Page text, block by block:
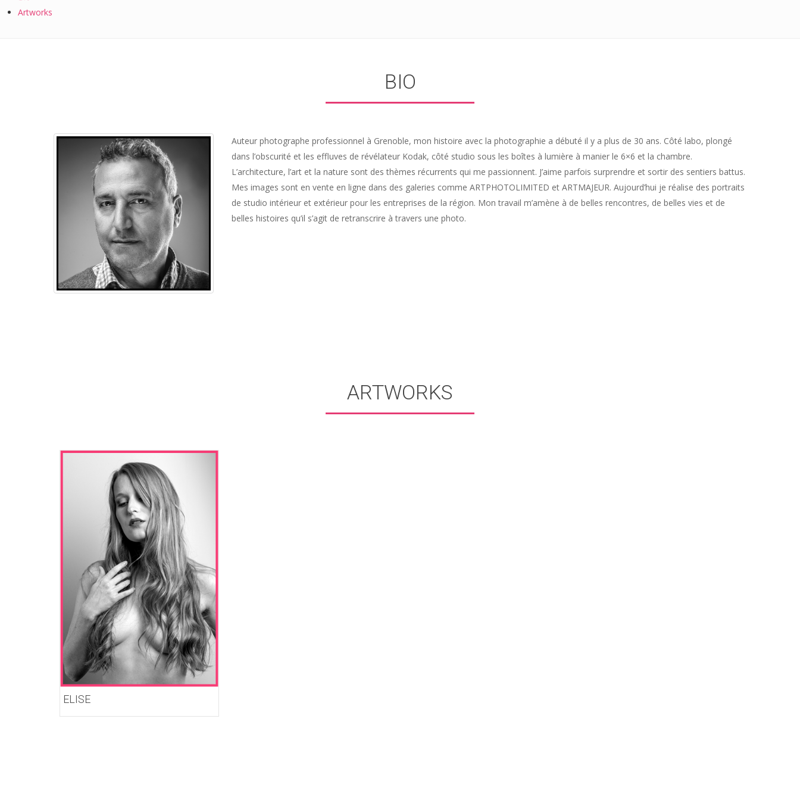
Artworks
BIO
Auteur photographe professionnel à Grenoble, mon histoire avec la photographie a débuté il y a plus de 30 ans. Côté labo, plongé
dans l’obscurité et les effluves de révélateur Kodak, côté studio sous les boîtes à lumière à manier le 6×6 et la chambre.
L’architecture, l’art et la nature sont des thèmes récurrents qui me passionnent. J’aime parfois surprendre et sortir des sentiers battus.
Mes images sont en vente en ligne dans des galeries comme ARTPHOTOLIMITED et ARTMAJEUR. Aujourd’hui je réalise des portraits
de studio intérieur et extérieur pour les entreprises de la région. Mon travail m’amène à de belles rencontres, de belles vies et de
belles histoires qu’il s’agit de retranscrire à travers une photo.
ARTWORKS
ELISE